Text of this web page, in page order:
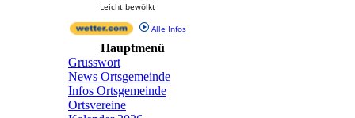
Leicht bewölkt
Alle Infos
Hauptmenü
Grusswort
News Ortsgemeinde
Infos Ortsgemeinde
Ortsvereine